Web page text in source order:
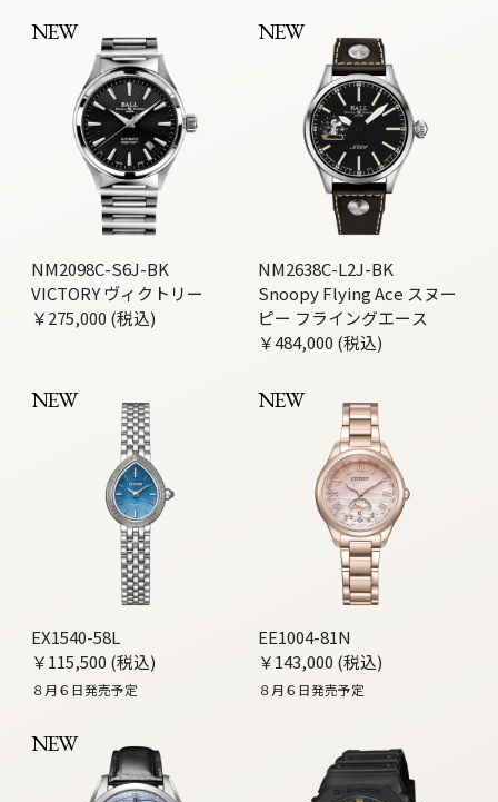
NEW
NM2098C-S6J-BK
VICTORY ヴィクトリー
￥275,000 (税込)
NEW
NM2638C-L2J-BK
Snoopy Flying Ace スヌー
ピー フライングエース
￥484,000 (税込)
NEW
EX1540-58L
￥115,500 (税込)
８月６日発売予定
NEW
EE1004-81N
￥143,000 (税込)
８月６日発売予定
NEW